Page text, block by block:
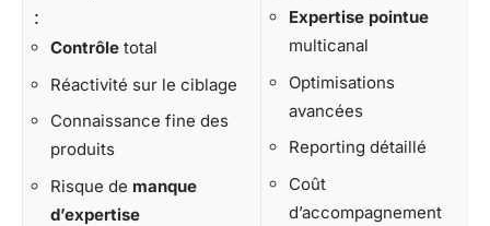
:
Contrôle total
Réactivité sur le ciblage
Connaissance fine des
produits
Risque de manque
d’expertise
Expertise pointue
multicanal
Optimisations
avancées
Reporting détaillé
Coût
d’accompagnement